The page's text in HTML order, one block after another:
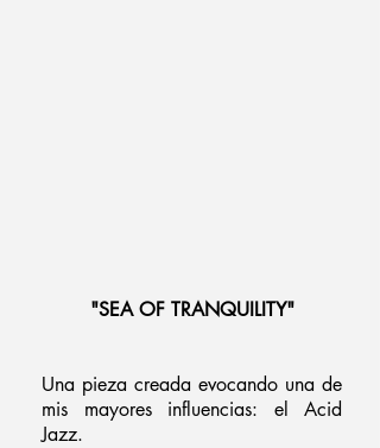
"SEA OF TRANQUILITY"
Una pieza creada evocando una de
mis mayores influencias: el Acid
Jazz.